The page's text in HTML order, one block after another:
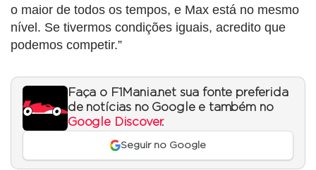
o maior de todos os tempos, e Max está no mesmo
nível. Se tivermos condições iguais, acredito que
podemos competir.”
Faça o F1Mania.net sua fonte preferida
de notícias no Google e também no
Google Discover.
Seguir no Google